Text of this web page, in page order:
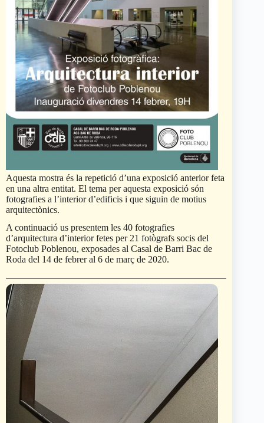
Aquesta mostra és la repetició d’una exposició anterior feta
en una altra entitat. El tema per aquesta exposició són
fotografies a l’interior d’edificis i que siguin de motius
arquitectònics.
A continuació us presentem les 40 fotografies
d’arquitectura d’interior fetes per 21 fotògrafs socis del
Fotoclub Poblenou, exposades al Casal de Barri Bac de
Roda del 14 de febrer al 6 de març de 2020.